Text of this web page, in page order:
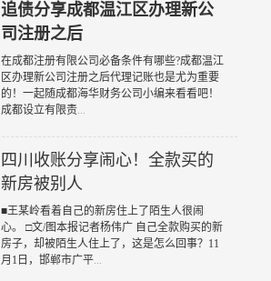
追债分享成都温江区办理新公
司注册之后
​在成都注册有限公司必备条件有哪些?成都温江
区办理新公司注册之后代理记账也是尤为重要
的！一起随成都海华财务公司小编来看看吧！
成都设立有限责...
四川收账分享闹心！全款买的
新房被别人
​■王某岭看着自己的新房住上了陌生人很闹
心。 □文/图本报记者杨伟广 自己全款购买的新
房子，却被陌生人住上了，这是怎么回事？11
月1日，邯郸市广平...